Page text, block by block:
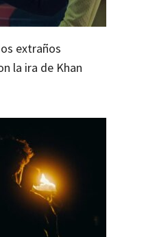
extraños
la ira de Khan